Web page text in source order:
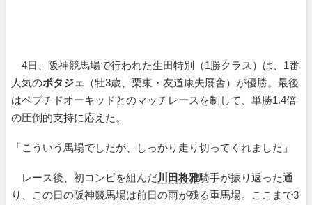
4日、阪神競馬場で行われた生田特別（1勝クラス）は、1番
人気のポタジェ （牡3歳、栗東・友道康夫厩舎）が優勝。最後
はペプチドオーキッドとのマッチレースを制して、単勝1.4倍
の圧倒的支持に応えた。
「こういう馬場でしたが、しっかり走り切ってくれました」
レース後、初コンビを組んだ川田将雅騎手が振り返った通
り、この日の阪神競馬場は前日の雨が残る重馬場。ここまで3